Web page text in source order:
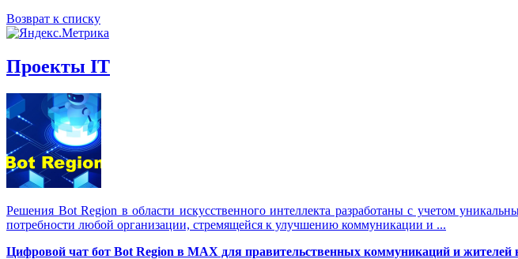
Возврат к списку
Проекты IT
Решения Вot Region в области искусственного интеллекта разработаны с учетом
потребности любой организации, стремящейся к улучшению коммуникации и ...
Цифровой чат бот Вot Region в MAX для правительственных коммуникаций и жителей